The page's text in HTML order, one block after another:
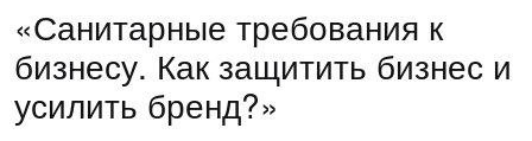
«Санитарные требования к
бизнесу. Как защитить бизнес и
усилить бренд?»